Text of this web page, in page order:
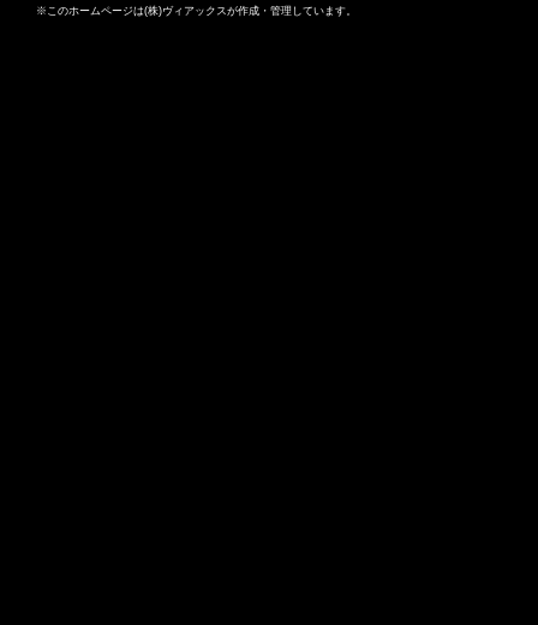
※このホームページは(株)ヴィアックスが作成・管理しています。